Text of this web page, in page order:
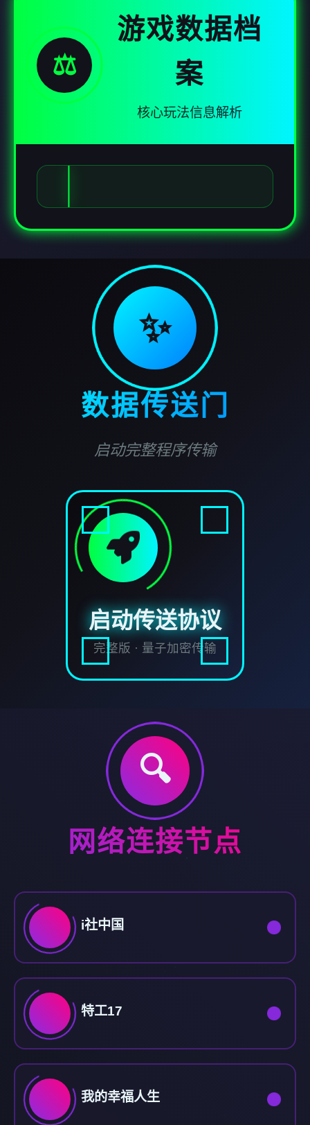
⚖️
游戏数据档
案
核心玩法信息解析
✨
数据传送门
启动完整程序传输
启动传送协议
完整版 · 量子加密传输
🔍
网络连接节点
i社中国
特工17
我的幸福人生